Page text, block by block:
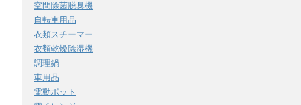
空間除菌脱臭機
自転車用品
衣類スチーマー
衣類乾燥除湿機
調理鍋
車用品
電動ポット